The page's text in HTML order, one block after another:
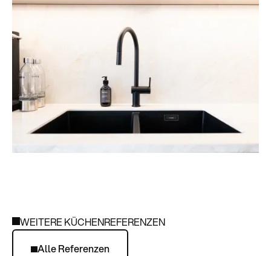
WEITERE KÜCHENREFERENZEN
Alle Referenzen